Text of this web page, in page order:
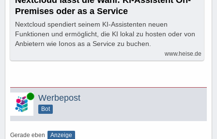
Premises oder as a Service
Nextcloud spendiert seinem KI-Assistenten neuen
Funktionen und ermöglicht, die KI lokal zu hosten oder von
Anbietern wie Ionos as a Service zu buchen.
www.heise.de
Online Werbepost
Bot
Gerade eben Anzeige